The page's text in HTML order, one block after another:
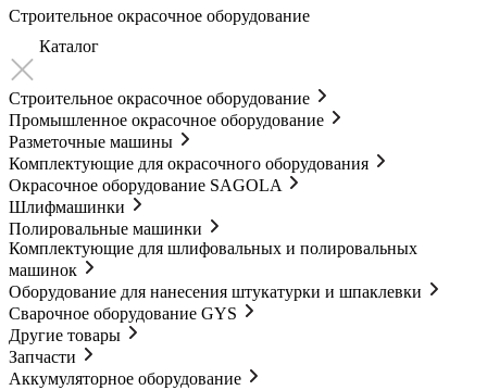
Строительное окрасочное оборудование
Каталог
Строительное окрасочное оборудование
Промышленное окрасочное оборудование
Разметочные машины
Комплектующие для окрасочного оборудования
Окрасочное оборудование SAGOLA
Шлифмашинки
Полировальные машинки
Комплектующие для шлифовальных и полировальных
машинок
Оборудование для нанесения штукатурки и шпаклевки
Сварочное оборудование GYS
Другие товары
Запчасти
Аккумуляторное оборудование